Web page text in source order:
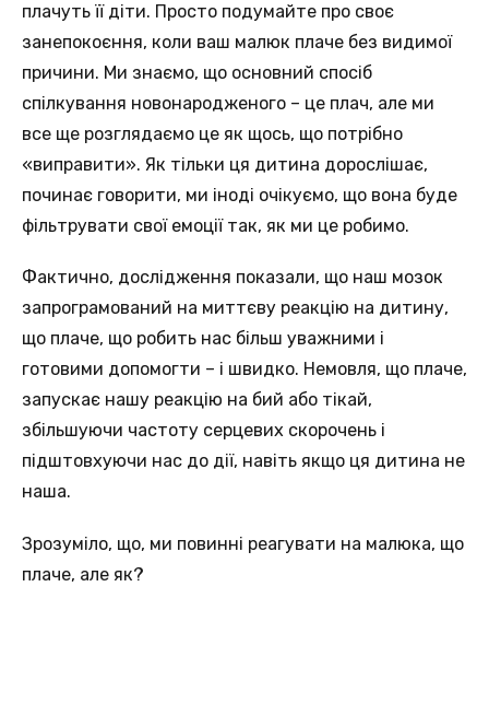
плачуть її діти. Просто подумайте про своє
занепокоєння, коли ваш малюк плаче без видимої
причини. Ми знаємо, що основний спосіб
спілкування новонародженого – це плач, але ми
все ще розглядаємо це як щось, що потрібно
«виправити». Як тільки ця дитина дорослішає,
починає говорити, ми іноді очікуємо, що вона буде
фільтрувати свої емоції так, як ми це робимо.
Фактично, дослідження показали, що наш мозок
запрограмований на миттєву реакцію на дитину,
що плаче, що робить нас більш уважними і
готовими допомогти – і швидко. Немовля, що плаче,
запускає нашу реакцію на бий або тікай,
збільшуючи частоту серцевих скорочень і
підштовхуючи нас до дії, навіть якщо ця дитина не
наша.
Зрозуміло, що, ми повинні реагувати на малюка, що
плаче, але як?